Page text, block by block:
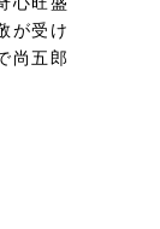
が受け
尚五郎